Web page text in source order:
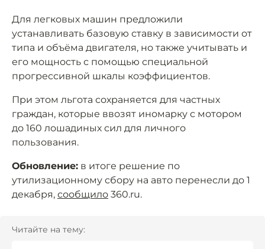
Для легковых машин предложили
устанавливать базовую ставку в зависимости от
типа и объёма двигателя, но также учитывать и
его мощность с помощью специальной
прогрессивной шкалы коэффициентов.
При этом льгота сохраняется для частных
граждан, которые ввозят иномарку с мотором
до 160 лошадиных сил для личного
пользования.
Обновление: в итоге решение по
утилизационному сбору на авто перенесли до 1
декабря, сообщило 360.ru.
Читайте на тему: